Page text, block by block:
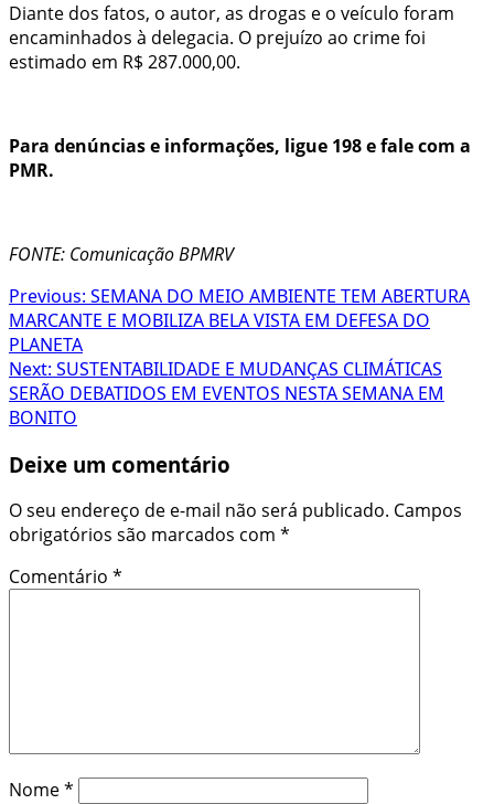
Diante dos fatos, o autor, as drogas e o veículo foram
encaminhados à delegacia. O prejuízo ao crime foi
estimado em R$ 287.000,00.
Para denúncias e informações, ligue 198 e fale com a
PMR.
FONTE: Comunicação BPMRV
Post
navigation
Previous: SEMANA DO MEIO AMBIENTE TEM ABERTURA
MARCANTE E MOBILIZA BELA VISTA EM DEFESA DO
PLANETA
Next: SUSTENTABILIDADE E MUDANÇAS CLIMÁTICAS
SERÃO DEBATIDOS EM EVENTOS NESTA SEMANA EM
BONITO
Deixe um comentário
O seu endereço de e-mail não será publicado. Campos
obrigatórios são marcados com *
Comentário *
Nome*